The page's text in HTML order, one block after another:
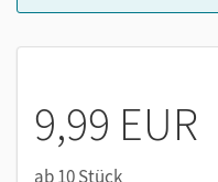
Anleitungen zu
9,99 EUR
ab 10 Stück